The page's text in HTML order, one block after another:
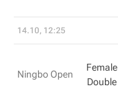
14.10, 12:25
Ningbo Open
Female
Double